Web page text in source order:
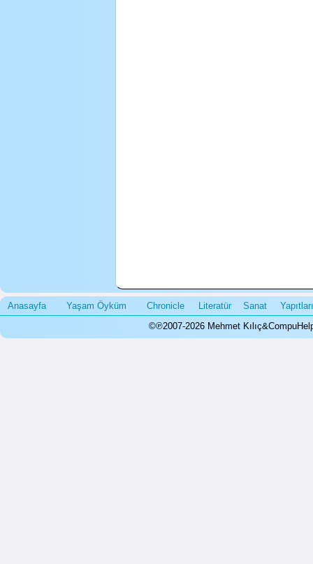
Anasayfa Yaşam Öyküm Chronicle Literatür Sanat
©℗2007-2026 Mehmet